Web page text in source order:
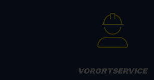
VORORTSERVICE